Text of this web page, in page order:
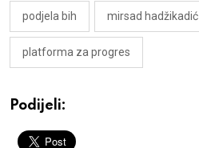
podjela bih mirsad hadžikadić
platforma za progres
Podijeli: